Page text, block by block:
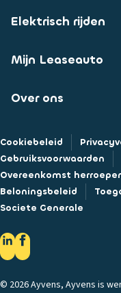
Elektrisch rijden
Mijn Leaseauto
Over ons
Cookiebeleid
Gebruiksvoorwaarden
Overeenkomst
Beloningsbeleid
Societe Generale
© 2026 Ayvens, Ayvens is